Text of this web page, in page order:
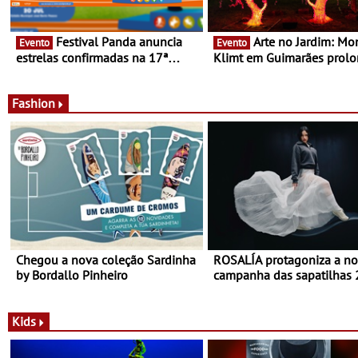
Evento
estrelas confirmadas na 17ª
Evento
Klimt em Guimarães
Fashion
Chegou a nova coleção Sardinha
by Bordallo Pinheiro
ROSALÍA protagoniza a
campanha das sapatilhas
Kids